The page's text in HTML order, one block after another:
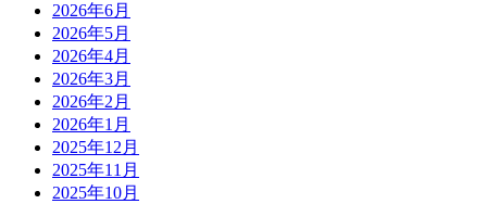
2026年6月
2026年5月
2026年4月
2026年3月
2026年2月
2026年1月
2025年12月
2025年11月
2025年10月